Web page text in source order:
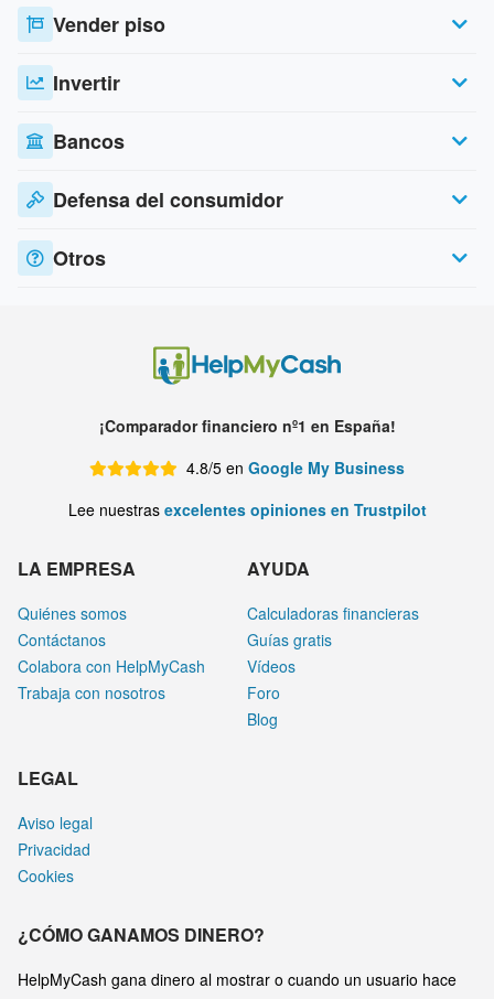
Vender piso
Invertir
Bancos
Defensa del consumidor
Otros
¡Comparador financiero nº1 en España!
4.8/5 en Google My Business
Lee nuestras excelentes opiniones en Trustpilot
LA EMPRESA
Quiénes somos
Contáctanos
Colabora con HelpMyCash
Trabaja con nosotros
AYUDA
Calculadoras financieras
Guías gratis
Vídeos
Foro
Blog
LEGAL
Aviso legal
Privacidad
Cookies
¿CÓMO GANAMOS DINERO?
HelpMyCash gana dinero al mostrar o cuando un usuario hace